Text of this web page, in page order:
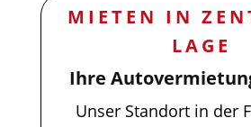
MIETEN IN
LAGE
Ihre
Unser Standort in der